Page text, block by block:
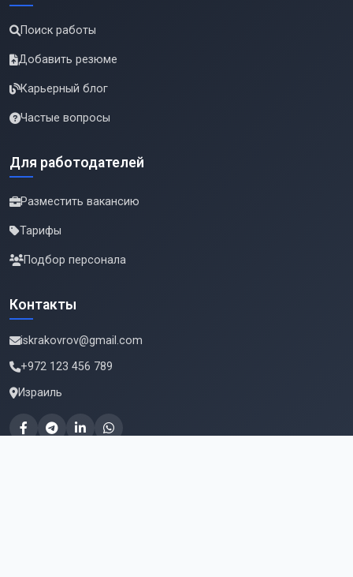
Поиск работы
Добавить резюме
Карьерный блог
Частые вопросы
Для работодателей
Разместить вакансию
Тарифы
Подбор персонала
Контакты
iskrakovrov@gmail.com
+972 123 456 789
Израиль